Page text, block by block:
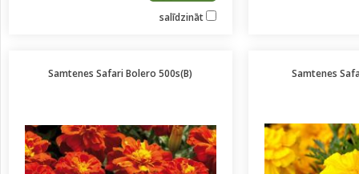
salīdzināt
Samtenes Safari Bolero 500s(B) Samtenes